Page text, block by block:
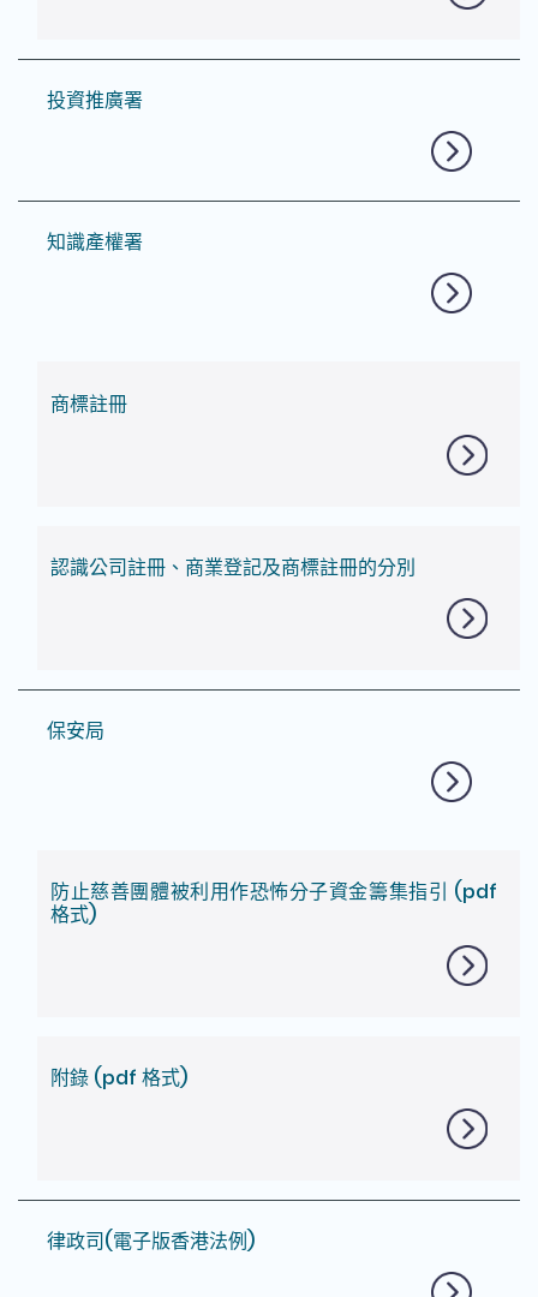
投資推廣署
知識產權署
商標註冊
認識公司註冊、商業登記及商標註冊的分別
保安局
防止慈善團體被利用作恐怖分子資金籌集指引 (pdf
格式)
附錄 (pdf 格式)
律政司(電子版香港法例)